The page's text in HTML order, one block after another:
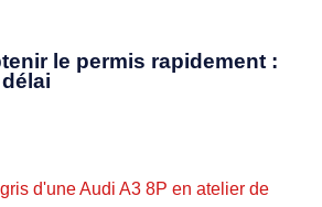
le permis rapidement :